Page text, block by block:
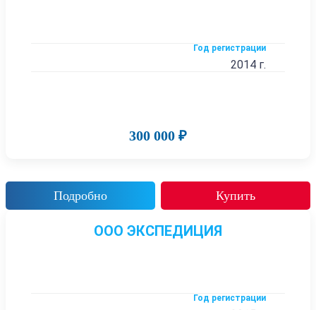
Год регистрации
2014 г.
300 000 ₽
Подробно Купить
ООО ЭКСПЕДИЦИЯ
Год регистрации